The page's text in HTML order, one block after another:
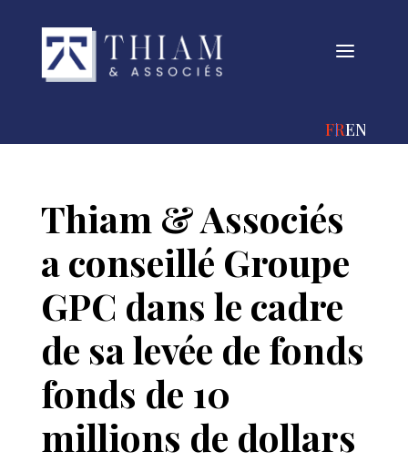
a
FRANÇAIS
Thiam & Associés
a conseillé Groupe
GPC dans le cadre
de sa levée de fonds
fonds de 10
millions de dollars